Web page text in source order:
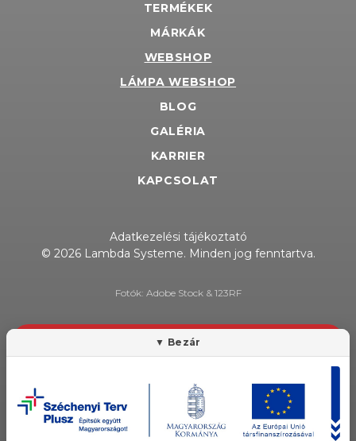
TERMÉKEK
MÁRKÁK
WEBSHOP
LÁMPA WEBSHOP
BLOG
GALÉRIA
KARRIER
KAPCSOLAT
Adatkezelési tájékoztató
© 2026 Lambda Systeme. Minden jog fenntartva.
Fotók: Adobe Stock & 123RF
HÍRLEVÉL FELIRATKOZÁS